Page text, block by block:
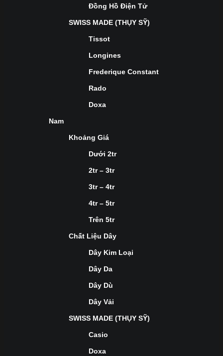
Đồng Hồ Điện Tử
SWISS MADE (THỤY SỸ)
Tissot
Longines
Frederique Constant
Rado
Doxa
Nam
Khoảng Giá
Dưới 2tr
2tr – 3tr
3tr – 4tr
4tr – 5tr
Trên 5tr
Chất Liệu Dây
Dây Kim Loại
Dây Da
Dây Dù
Dây Vải
SWISS MADE (THỤY SỸ)
Casio
Doxa